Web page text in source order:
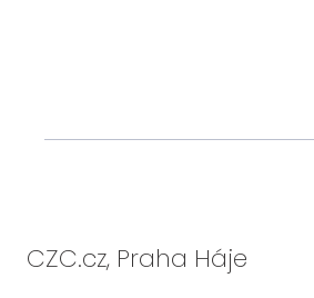
CZC.cz, Praha Háje